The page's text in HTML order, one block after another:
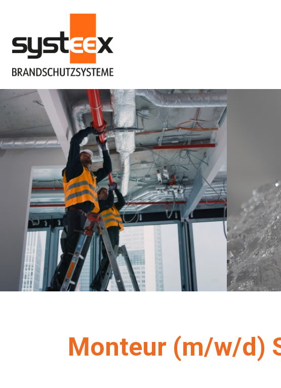
Monteur (m/w/d)